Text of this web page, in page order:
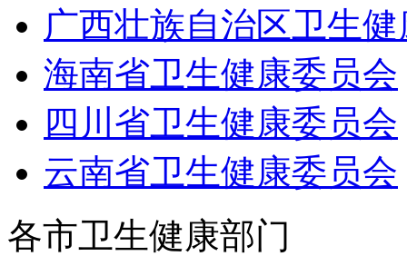
广西壮族自治区卫生
海南省卫生健康委员会
四川省卫生健康委员会
云南省卫生健康委员会
各市卫生健康部门